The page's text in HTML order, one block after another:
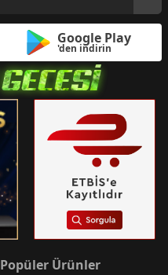
Google Play
'den indirin
Popüler Ürünler